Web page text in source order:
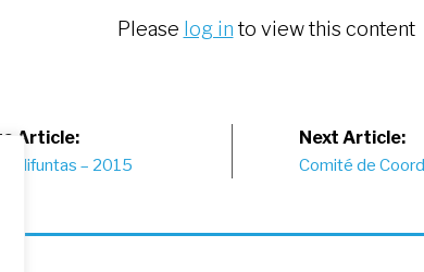
Please log in to view this content
Article:
difuntas – 2015
Next Article:
Comité de